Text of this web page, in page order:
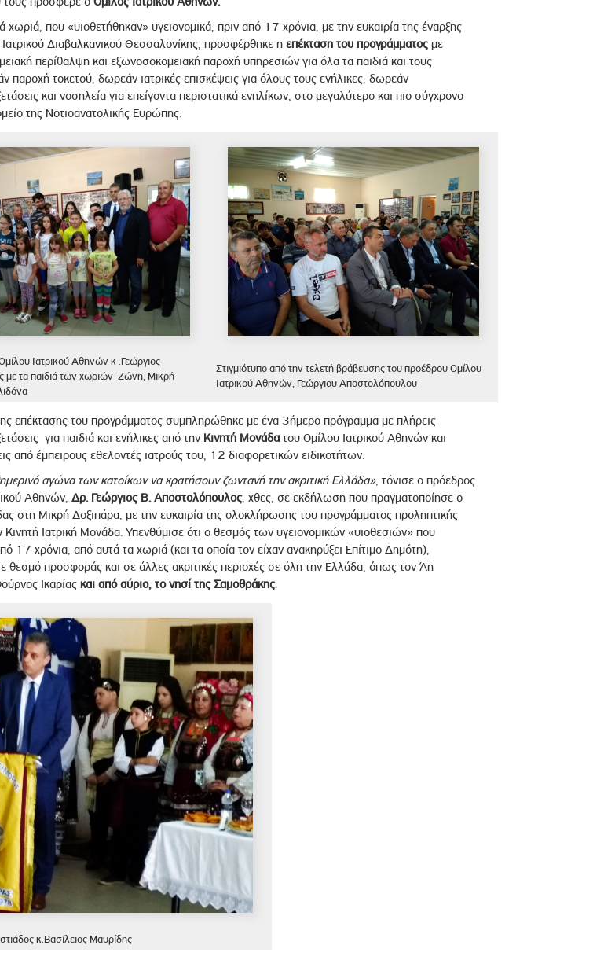
και Συνεργατών
των Δικαιωμάτων των
χωριά, που «υιοθετήθηκαν» υγειονομικά, πριν από 17 χρόνια, με την ευκαιρία της έναρξης
Ιατρικού Διαβαλκανικού Θεσσαλονίκης, προσφέρθηκε η επέκταση του προγράμματοςμε
περίθαλψη και εξωνοσοκομειακή παροχή υπηρεσιών για όλα τα παιδιά και τους
παροχή τοκετού, δωρεάν ιατρικές επισκέψεις για όλους τους ενήλικες, δωρεάν
και νοσηλεία για επείγοντα περιστατικά ενηλίκων, στο μεγαλύτερο και πιο σύγχρονο
της Νοτιοανατολικής Ευρώπης.
Ιατρικού Αθηνών κ .Γεώργιος
με τα παιδιά των χωριών Ζώνη, Μικρή
Στιγμιότυπο από την τελετή βράβευσης του προέδρου Ομίλου
Ιατρικού Αθηνών, Γεώργιου Αποστολόπουλου
επέκτασης του προγράμματος συμπληρώθηκε με ένα 3ήμερο πρόγραμμα με πλήρεις
για παιδιά και ενήλικες από την Κινητή Μονάδατου Ομίλου Ιατρικού Αθηνών και
από έμπειρους εθελοντές ιατρούς του, 12 διαφορετικών ειδικοτήτων.
αγώνα των κατοίκων να κρατήσουν ζωντανή την ακριτική Ελλάδα», τόνισε ο πρόεδρος
Αθηνών, Δρ. Γεώργιος Β. Αποστολόπουλος, χθες, σε εκδήλωση που πραγματοποίησε ο
στη Μικρή Δοξιπάρα, με την ευκαιρία της ολοκλήρωσης του προγράμματος προληπτικής
Κινητή Ιατρική Μονάδα. Υπενθύμισε ότι ο θεσμός των υγειονομικών «υιοθεσιών» που
17 χρόνια, από αυτά τα χωριά (και τα οποία τον είχαν ανακηρύξει Επίτιμο Δημότη),
θεσμό προσφοράς και σε άλλες ακριτικές περιοχές σε όλη την Ελλάδα, όπως τον Άη
Ικαρίας και από αύριο, το νησί της Σαμοθράκης.
κ.Βασίλειος Μαυρίδης